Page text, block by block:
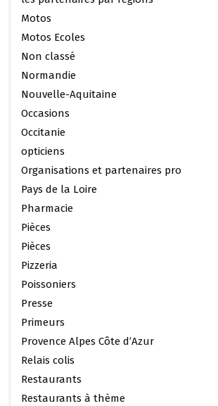
Motos
Motos Ecoles
Non classé
Normandie
Nouvelle-Aquitaine
Occasions
Occitanie
opticiens
Organisations et partenaires pro
Pays de la Loire
Pharmacie
Pièces
Pièces
Pizzeria
Poissoniers
Presse
Primeurs
Provence Alpes Côte d’Azur
Relais colis
Restaurants
Restaurants à thème